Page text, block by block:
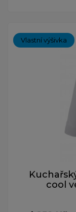
Vlastní výšivka
cool